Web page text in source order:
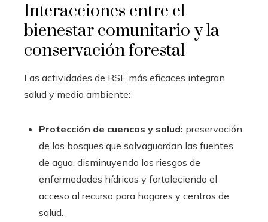
Interacciones entre el
bienestar comunitario y la
conservación forestal
Las actividades de RSE más eficaces integran
salud y medio ambiente:
Protección de cuencas y salud: preservación
de los bosques que salvaguardan las fuentes
de agua, disminuyendo los riesgos de
enfermedades hídricas y fortaleciendo el
acceso al recurso para hogares y centros de
salud.